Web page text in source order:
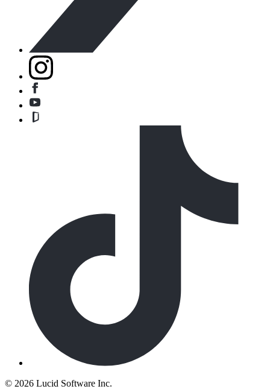
© 2026 Lucid Software Inc.